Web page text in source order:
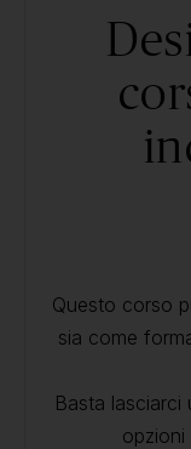
Questo corso
sia come
Basta
opzioni